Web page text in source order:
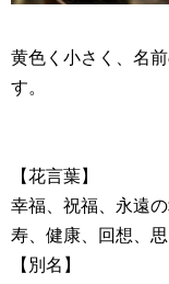
黄色く小さく、名
す。
【花言葉】
幸福、祝福、永遠
寿、健康、回想、思
【別名】